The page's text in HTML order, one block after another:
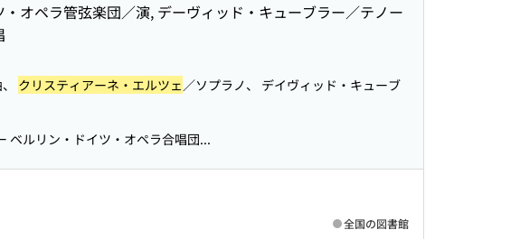
オペラ管弦楽団／演, デーヴィッド・キューブラー／テノー
クリスティアーネ・エルツェ／ソプラノ、 デイヴィッド・キューブ
ベルリン・ドイツ・オペラ合唱団...
全国の図書館